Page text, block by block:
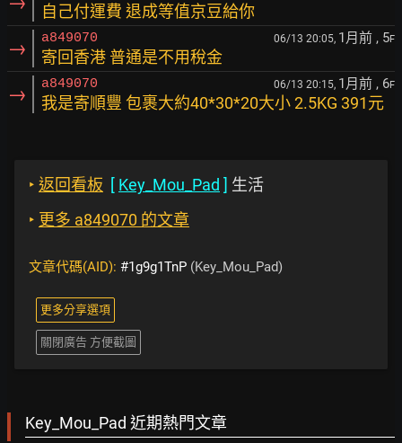
自己付運費 退成等值京豆給你
→ a849070 06/13 20:05, 1月前 , 5F
寄回香港 普通是不用稅金
→ a849070 06/13 20:15, 1月前 , 6F
我是寄順豐 包裹大約40*30*20大小 2.5KG 391元
‣ 返回看板 [ Key_Mou_Pad ] 生活
‣ 更多 a849070 的文章
文章代碼(AID): #1g9g1TnP (Key_Mou_Pad)
更多分享選項
關閉廣告 方便截圖
Key_Mou_Pad 近期熱門文章